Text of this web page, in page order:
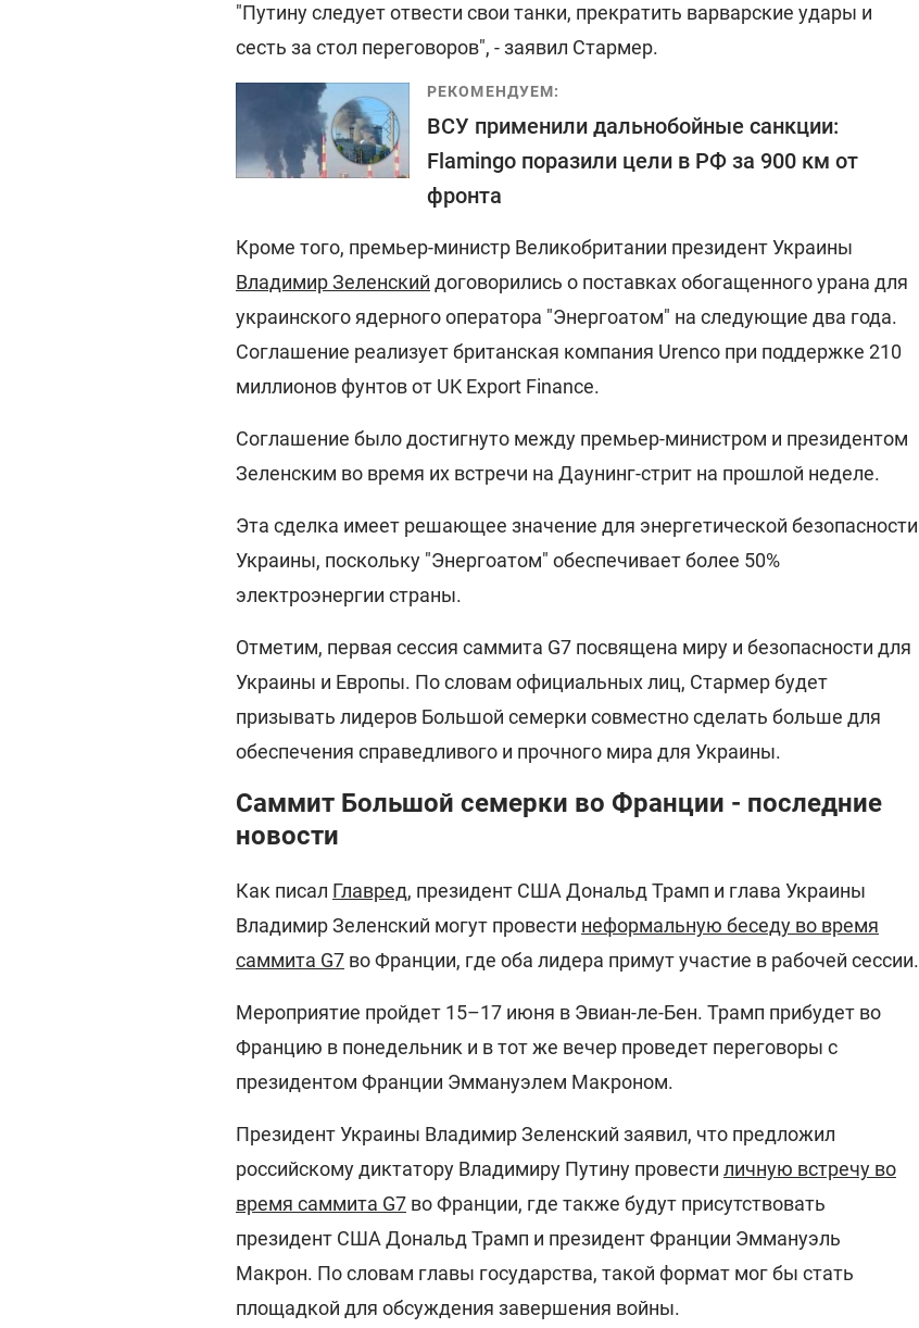
"Путину следует отвести свои танки, прекратить варварские удары и
сесть за стол переговоров", - заявил Стармер.
РЕКОМЕНДУЕМ:
ВСУ применили дальнобойные санкции:
Flamingo поразили цели в РФ за 900 км от
фронта
Кроме того, премьер-министр Великобритании президент Украины
Владимир Зеленский договорились о поставках обогащенного урана для
украинского ядерного оператора "Энергоатом" на следующие два года.
Соглашение реализует британская компания Urenco при поддержке 210
миллионов фунтов от UK Export Finance.
Соглашение было достигнуто между премьер-министром и президентом
Зеленским во время их встречи на Даунинг-стрит на прошлой неделе.
Эта сделка имеет решающее значение для энергетической безопасности
Украины, поскольку "Энергоатом" обеспечивает более 50%
электроэнергии страны.
Отметим, первая сессия саммита G7 посвящена миру и безопасности для
Украины и Европы. По словам официальных лиц, Стармер будет
призывать лидеров Большой семерки совместно сделать больше для
обеспечения справедливого и прочного мира для Украины.
Саммит Большой семерки во Франции - последние
новости
Как писал Главред, президент США Дональд Трамп и глава Украины
Владимир Зеленский могут провести неформальную беседу во время
саммита G7 во Франции, где оба лидера примут участие в рабочей сессии.
Мероприятие пройдет 15–17 июня в Эвиан-ле-Бен. Трамп прибудет во
Францию в понедельник и в тот же вечер проведет переговоры с
президентом Франции Эммануэлем Макроном.
Президент Украины Владимир Зеленский заявил, что предложил
российскому диктатору Владимиру Путину провести личную встречу во
время саммита G7 во Франции, где также будут присутствовать
президент США Дональд Трамп и президент Франции Эммануэль
Макрон. По словам главы государства, такой формат мог бы стать
площадкой для обсуждения завершения войны.